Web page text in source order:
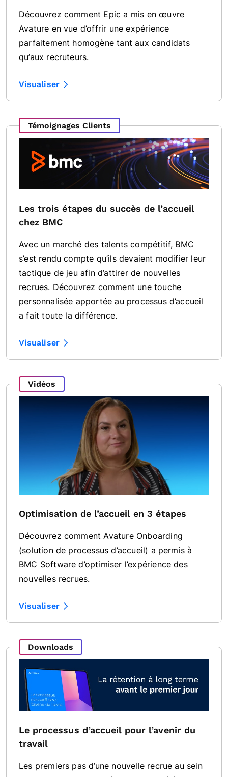
Découvrez comment Epic a mis en œuvre
Avature en vue d’offrir une expérience
parfaitement homogène tant aux candidats
qu’aux recruteurs.
Visualiser
Témoignages Clients
Les trois étapes du succès de l’accueil
chez BMC
Avec un marché des talents compétitif, BMC
s’est rendu compte qu’ils devaient modifier leur
tactique de jeu afin d’attirer de nouvelles
recrues. Découvrez comment une touche
personnalisée apportée au processus d’accueil
a fait toute la différence.
Visualiser
Vidéos
Optimisation de l’accueil en 3 étapes
Découvrez comment Avature Onboarding
(solution de processus d’accueil) a permis à
BMC Software d’optimiser l’expérience des
nouvelles recrues.
Visualiser
Downloads
Le processus d’accueil pour l’avenir du
travail
Les premiers pas d’une nouvelle recrue au sein